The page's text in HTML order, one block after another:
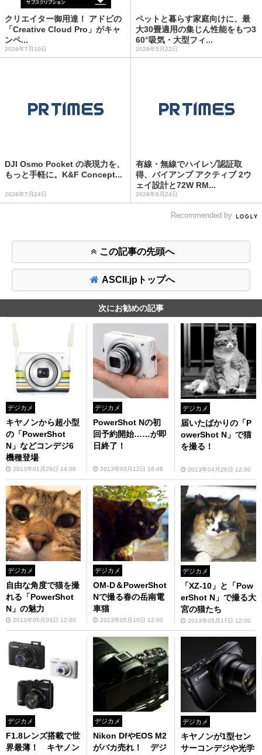
クリエイター御用達！ アドビの
「Creative Cloud Pro」がキャ
ンペ...
2026年7月10日
ペットと暮らす家庭向けに、最
大30畳適用の集じん性能をもつ3
60°吸気・大型フィ...
2026年5月22日
DJI Osmo Pocket の表現力を、
もっと手軽に。K&F Concept...
2026年7月24日
有線・無線でハイレゾ認証取
得、バイアンプ アクティブ 2ウ
ェイ設計と72W RM...
2026年6月24日
Recommended by
この記事の先頭へ
ASCII.jpトップへ
次にお勧めの記事
デジカメ
キヤノンから超小型
の「PowerShot
N」などコンデジ6
機種登場
2013年01月29日 14:00
デジカメ
PowerShot Nの初
回予約開始……が即
日終了！
2013年03月12日 16:48
デジカメ
届いたばかりの「P
owerShot N」で猫
を撮る！
2013年04月26日 12:00
デジカメ
自由な角度で猫を撮
れる「PowerShot
N」の魅力
2013年05月03日 12:00
デジカメ
OM-D＆PowerShot
Nで撮る春の岳南電
車猫
2013年05月10日 12:00
デジカメ
「XZ-10」と「Pow
erShot N」で撮る大
宮の猫たち
2013年05月17日 12:00
デジカメ
F1.8レンズ搭載で世
界最薄！ キヤノン
デジカメ
Nikon DfやEOS M2
がバカ売れ！ デジ
デジカメ
キヤノンが1型セン
サーコンデジや光学